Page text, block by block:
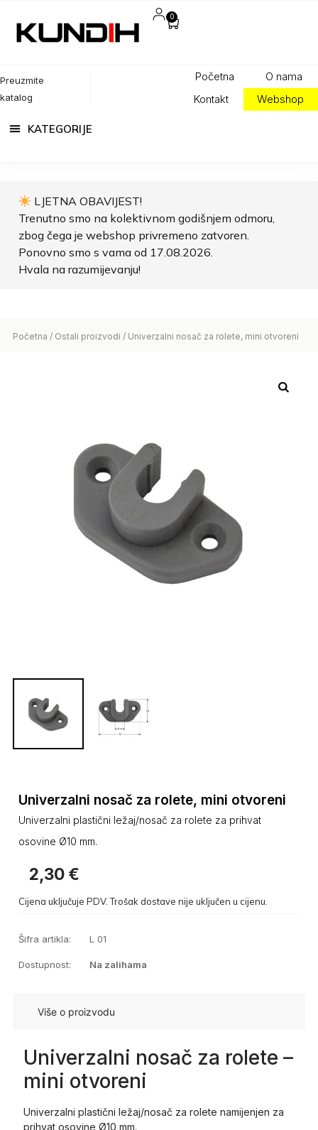
Početna
O nama
Kontakt
Webshop
Preuzmite
katalog
0
LJETNA OBAVIJEST!
Trenutno smo na kolektivnom godišnjem odmoru,
zbog čega je webshop privremeno zatvoren.
Ponovno smo s vama od 17.08.2026.
Hvala na razumijevanju!
Početna / Ostali proizvodi / Univerzalni nosač za rolete, mini otvoreni
Univerzalni nosač za rolete, mini otvoreni
Univerzalni plastični ležaj/nosač za rolete za prihvat
osovine Ø10 mm.
2,30 €
Cijena uključuje PDV. Trošak dostave nije uključen u cijenu.
Šifra artikla: L 01
Dostupnost: Na zalihama
Više o proizvodu
Univerzalni nosač za rolete –
mini otvoreni
Univerzalni plastični ležaj/nosač za rolete namijenjen za
prihvat osovine Ø10 mm.